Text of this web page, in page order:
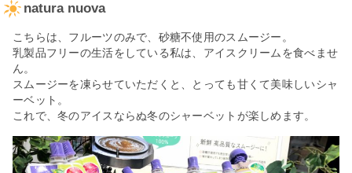
natura nuova
こちらは、フルーツのみで、砂糖不使用のスムージー。
乳製品フリーの生活をしている私は、アイスクリームを食べませ
ん。
スムージーを凍らせていただくと、とっても甘くて美味しいシャ
ーベット。
これで、冬のアイスならぬ冬のシャーベットが楽しめます。